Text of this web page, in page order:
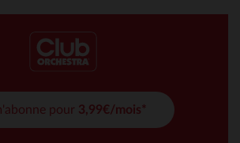
pour 3,99€/mois*